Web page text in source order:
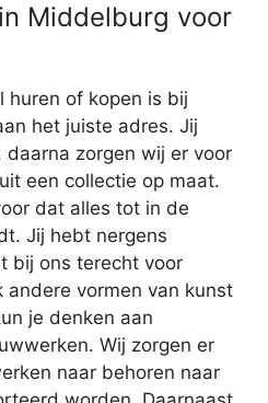
Middelburg voor
huren of kopen is bij
het juiste adres. Jij
zorgen wij er voor
een collectie op maat.
dat alles tot in de
Jij hebt nergens
bij ons terecht voor
andere vormen van kunst
je denken aan
Wij zorgen er
naar behoren naar